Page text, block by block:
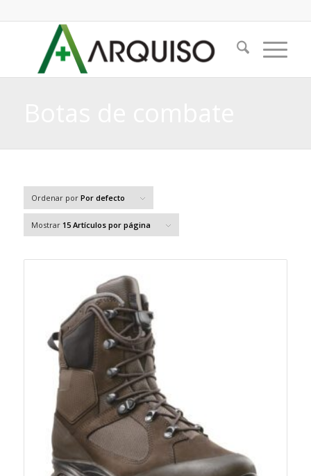
Ordenar por Por defecto
Mostrar 15 Artículos por página